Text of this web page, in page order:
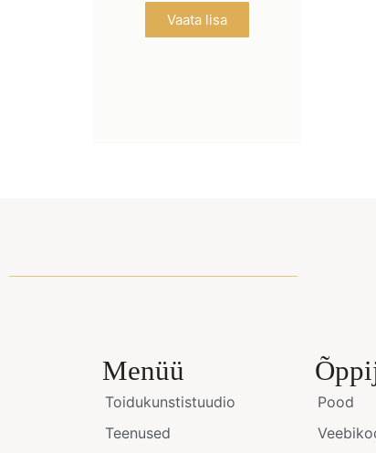
Vaata lisa
Menüü
Toidukunstistuudio
Teenused
Pood